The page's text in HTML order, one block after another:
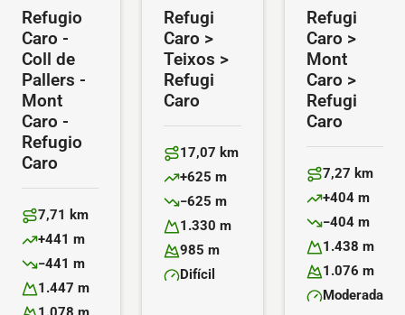
Refugio
Caro -
Coll de
Pallers -
Mont
Caro -
Refugio
Caro
Distancia:
7,71 km
Desnivel positivo:
+441 m
Desnivel negativo:
−441 m
Altitud máxima:
1.447 m
Refugi
Caro >
Teixos >
Refugi
Caro
Distancia:
17,07 km
Desnivel positivo:
+625 m
Desnivel negativo:
−625 m
Altitud máxima:
1.330 m
Altitud mínima:
985 m
Dificultad:
Difícil
Refugi
Caro >
Mont
Caro >
Refugi
Caro
Distancia:
7,27 km
Desnivel
+404 m
Desnivel
−404 m
Altitud máxima:
1.438 m
Altitud mínima:
1.076 m
Dificultad:
Moderada